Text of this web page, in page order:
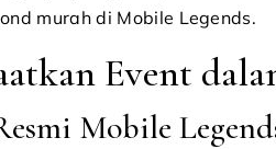
murah di Mobile Legends.
Event
Mobile